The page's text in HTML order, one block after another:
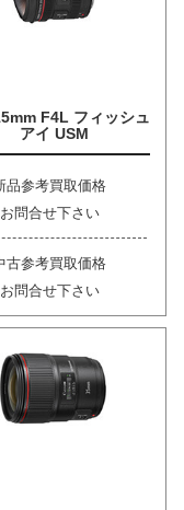
F4L フィッシュ
アイ USM
品参考買取価格
お問合せ下さい
古参考買取価格
お問合せ下さい